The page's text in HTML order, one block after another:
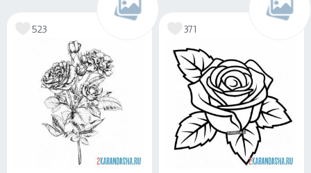
523 371